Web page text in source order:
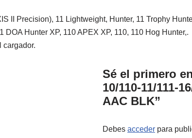
II Precision), 11 Lightweight, Hunter, 11 Trophy
Hunter XP, 110 APEX XP, 110, 110 Hog Hunter,.
cargador.
Sé el primero
10/110-11/111-
AAC BLK”
Debes acceder para